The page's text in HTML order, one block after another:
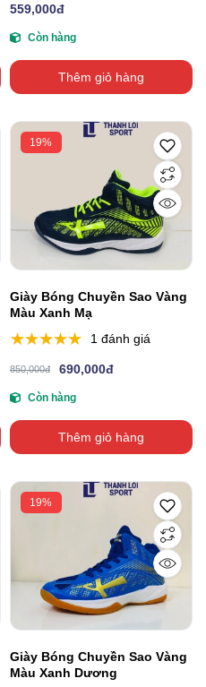
559,000đ
Còn hàng
Thêm giỏ hàng
19%
Giày Bóng Chuyền Sao Vàng
Màu Xanh Mạ
1 đánh giá
850,000đ 690,000đ
Còn hàng
Thêm giỏ hàng
19%
Giày Bóng Chuyền Sao Vàng
Màu Xanh Dương